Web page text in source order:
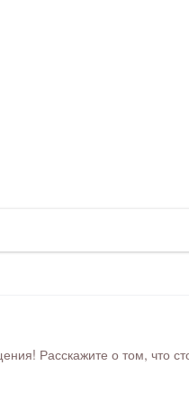
Расскажите о том, что